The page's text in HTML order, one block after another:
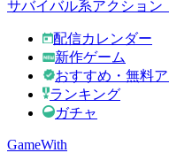
サバイバル系アクション
配信カレンダー
新作ゲーム
おすすめ・無料ア
ランキング
ガチャ
GameWith